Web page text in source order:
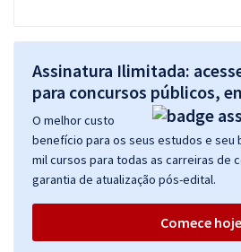
Assinatura Ilimitada:
para concursos públicos,
O melhor custo
benefício para os seus estudos e seu
mil cursos para todas as carreiras de
garantia de atualização pós-edital.
Comece hoje